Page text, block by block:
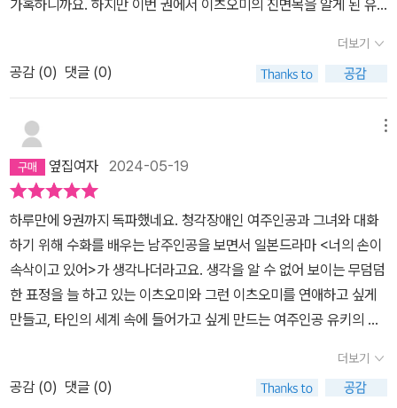
가혹하니까요. 하지만 이번 권에서 이츠오미의 진면목을 알게 된 유
좋았네요.사실 이츠오미는 자신의 꿈을 이루기 위해 졸업 후에는 잠
시 유키와 떨어져야 하죠. 그리고 이런 사정을 유키 아버지에게 솔직
히 털어놓았구요. 그럼에도 유키 아버지가 이츠오미를 계속 믿고 지
지하는 걸 보면 잠깐의 헤어짐은 이츠오미와 유키 두 사람이 함께 있
츠오미의 사정이 뭔지 아직 확실히 알지는 못하겠지만요.어쨌든 이제
드디어 다음 단계로 넘어가기 시작한 유키와 이츠오미인데요. 그저
달달하네요. 달달할 뿐입니다요…그리고 오우시 화이팅!!!ㅠㅜㅠㅜ
더보기
공감 (0) 댓글 (0)
옆집여자 2024-05-19
하루만에 9권까지 독파했네요. 청각장애인 여주인공과 그녀와 대화
하기 위해 수화를 배우는 남주인공을 보면서 일본드라마 <너의 손이
속삭이고 있어>가 생각나더라고요. 생각을 알 수 없어 보이는 무덤덤
한 표정을 늘 하고 있는 이츠오미와 그런 이츠오미를 연애하고 싶게
만들고, 타인의 세계 속에 들어가고 싶게 만드는 여주인공 유키의 매
나누고, 유키의 부모님에게 인사드리는 장면, 집을 얻는 과정까지 속
전속결로 해내는 거 보면서 진짜 젊은 게 좋구나 싶었습니다. 10권이
더보기
공감 (0) 댓글 (0)